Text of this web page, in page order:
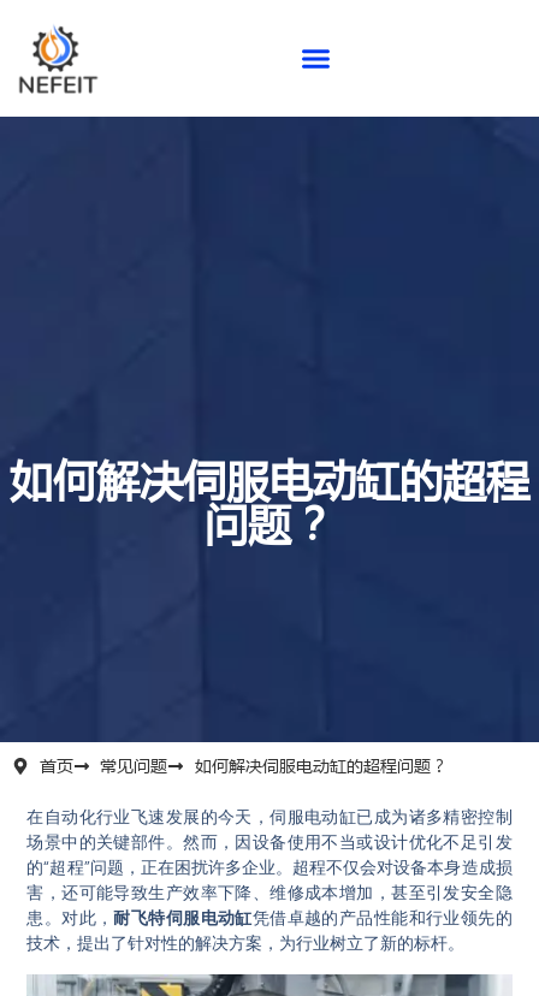
如何解决伺服电动缸的超程
问题？
首页 常见问题 如何解决伺服电动缸的超程问题？
在自动化行业飞速发展的今天，伺服电动缸已成为诸多精密控制
场景中的关键部件。然而，因设备使用不当或设计优化不足引发
的“超程”问题，正在困扰许多企业。超程不仅会对设备本身造成损
害，还可能导致生产效率下降、维修成本增加，甚至引发安全隐
患。对此，耐飞特伺服电动缸凭借卓越的产品性能和行业领先的
技术，提出了针对性的解决方案，为行业树立了新的标杆。